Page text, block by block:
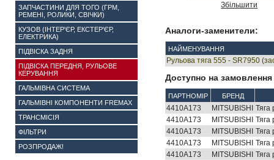
Збільшити
Аналоги-заменители:
НАЙМЕНУВАННЯ
Рульова тяга 555 - SR7950
Доступно на
ПАРТНОМІР БРЕНД
4410A173 MITSUBISHI
Тяга
4410A173
MITSUBISHI
Тяга
4410A173
MITSUBISHI
Тяга
4410A173
MITSUBISHI
Тяга
4410A173
MITSUBISHI
Тяга
ЗАПЧАСТИНИ ДЛЯ ТОГО (ГРМ,
РЕМЕНІ, РОЛИКИ, СВІЧКИ)
КУЗОВ (ІНТЕР'ЄР, ЕКСТЕР'ЄР,
ЕЛЕКТРИКА)
ПІДВІСКА ЗАДНЯ
ПІДВІСКА ПЕРЕДНЯ, РУЛЬОВЕ
КЕРУВАННЯ
ГАЛЬМІВНА СИСТЕМА
ГАЛЬМІВНІ КОМПОНЕНТИ FREMAX
ТРАНСМІСІЯ
ФІЛЬТРИ
РОЗПРОДАЖ!